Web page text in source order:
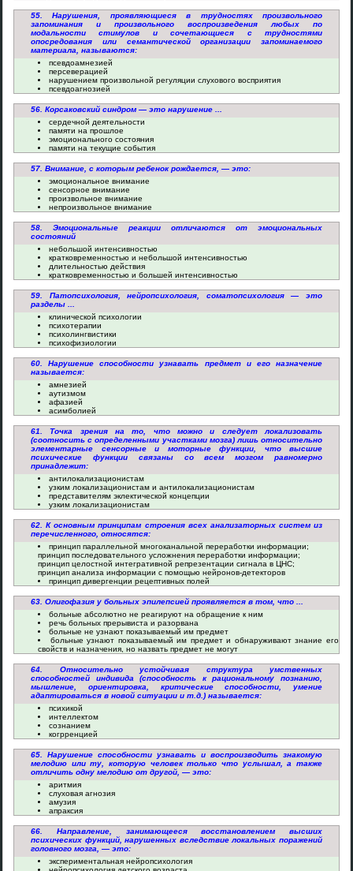
55. Нарушения, проявляющиеся в трудностях произвольного
запоминания и произвольного воспроизведения любых по
модальности стимулов и сочетающиеся с трудностями
опосредования или семантической организации запоминаемого
материала, называются:
псевдоамнезией
персеверацией
нарушением произвольной регуляции слухового восприятия
псевдоагнозией
56. Корсаковский синдром — это нарушение ...
сердечной деятельности
памяти на прошлое
эмоционального состояния
памяти на текущие события
57. Внимание, с которым ребенок рождается, — это:
эмоциональное внимание
сенсорное внимание
произвольное внимание
непроизвольное внимание
58. Эмоциональные реакции отличаются от эмоциональных
состояний
небольшой интенсивностью
кратковременностью и небольшой интенсивностью
длительностью действия
кратковременностью и большей интенсивностью
59. Патопсихология, нейропсихология, соматопсихология — это
разделы ...
клинической психологии
психотерапии
психолингвистики
психофизиологии
60. Нарушение способности узнавать предмет и его назначение
называется:
амнезией
аутизмом
афазией
асимболией
61. Точка зрения на то, что можно и следует локализовать
(соотносить с определенными участками мозга) лишь относительно
элементарные сенсорные и моторные функции, что высшие
психические функции связаны со всем мозгом равномерно
принадлежит:
антилокализационистам
узким локализационистам и антилокализационистам
представителям эклектической концепции
узким локализационистам
62. К основным принципам строения всех анализаторных систем из
перечисленного, относятся:
принцип параллельной многоканальной переработки информации;
принцип последовательного усложнения переработки информации;
принцип целостной интегративной репрезентации сигнала в ЦНС;
принцип анализа информации с помощью нейронов-детекторов
принцип дивергенции рецептивных полей
63. Олигофазия у больных эпилепсией проявляется в том, что ...
больные абсолютно не реагируют на обращение к ним
речь больных прерывиста и разорвана
больные не узнают показываемый им предмет
больные узнают показываемый им предмет и обнаруживают знание его
свойств и назначения, но назвать предмет не могут
64. Относительно устойчивая структура умственных
способностей индивида (способность к рациональному познанию,
мышление, ориентировка, критические способности, умение
адаптироваться в новой ситуации и т.д.) называется:
психикой
интеллектом
сознанием
когрренцией
65. Нарушение способности узнавать и воспроизводить знакомую
мелодию или ту, которую человек только что услышал, а также
отличить одну мелодию от другой, — это:
аритмия
слуховая агнозия
амузия
апраксия
66. Направление, занимающееся восстановлением высших
психических функций, нарушенных вследствие локальных поражений
головного мозга, — это:
экспериментальная нейропсихология